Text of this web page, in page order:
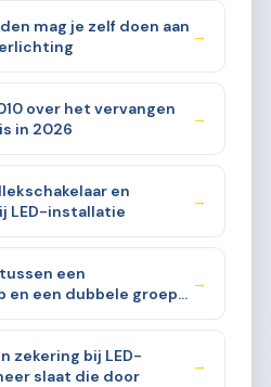
mag je zelf doen aan
→
over het vervangen
in 2026
→
en
LED-installatie
→
een
en een dubbele groep
→
zekering bij LED-
slaat die door
→